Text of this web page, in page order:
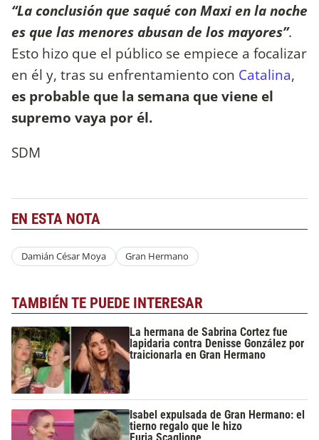
“La conclusión que saqué con Maxi en la noche
es que las menores abusan de los mayores”.
Esto hizo que el público se empiece a focalizar
en él y, tras su enfrentamiento con Catalina,
es probable que la semana que viene el
supremo vaya por él.
SDM
EN ESTA NOTA
Damián César Moya Gran Hermano
TAMBIÉN TE PUEDE INTERESAR
La hermana de Sabrina Cortez fue
lapidaria contra Denisse González por
traicionarla en Gran Hermano
Isabel expulsada de Gran Hermano: el
tierno regalo que le hizo
Furia Scaglione